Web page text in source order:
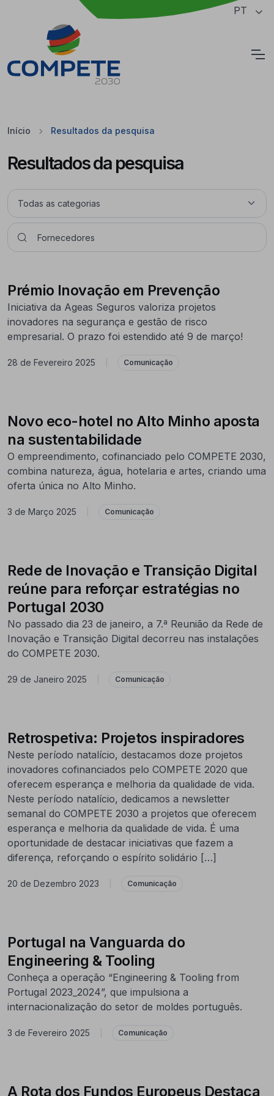
Saltar para o conteúdo principal da página PT
Início Resultados da pesquisa
Resultados da pesquisa
Prémio Inovação em Prevenção
Iniciativa da Ageas Seguros valoriza projetos
inovadores na segurança e gestão de risco
empresarial. O prazo foi estendido até 9 de março!
28 de Fevereiro 2025 Comunicação
Novo eco-hotel no Alto Minho aposta
na sustentabilidade
O empreendimento, cofinanciado pelo COMPETE 2030,
combina natureza, água, hotelaria e artes, criando uma
oferta única no Alto Minho.
3 de Março 2025 Comunicação
Rede de Inovação e Transição Digital
reúne para reforçar estratégias no
Portugal 2030
No passado dia 23 de janeiro, a 7.ª Reunião da Rede de
Inovação e Transição Digital decorreu nas instalações
do COMPETE 2030.
29 de Janeiro 2025 Comunicação
Retrospetiva: Projetos inspiradores
Neste período natalício, destacamos doze projetos
inovadores cofinanciados pelo COMPETE 2020 que
oferecem esperança e melhoria da qualidade de vida.
Neste período natalício, dedicamos a newsletter
semanal do COMPETE 2030 a projetos que oferecem
esperança e melhoria da qualidade de vida. É uma
oportunidade de destacar iniciativas que fazem a
diferença, reforçando o espírito solidário […]
20 de Dezembro 2023 Comunicação
Portugal na Vanguarda do
Engineering & Tooling
Conheça a operação “Engineering & Tooling from
Portugal 2023_2024”, que impulsiona a
internacionalização do setor de moldes português.
3 de Fevereiro 2025 Comunicação
A Rota dos Fundos Europeus Destaca